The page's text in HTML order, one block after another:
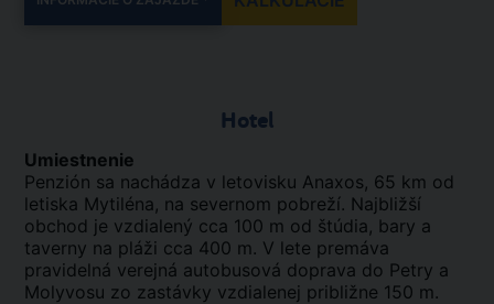
Hotel
Umiestnenie
Penzión sa nachádza v letovisku Anaxos, 65 km od
letiska Mytiléna, na severnom pobreží. Najbližší
obchod je vzdialený cca 100 m od štúdia, bary a
taverny na pláži cca 400 m. V lete premáva
pravidelná verejná autobusová doprava do Petry a
Molyvosu zo zastávky vzdialenej približne 150 m.